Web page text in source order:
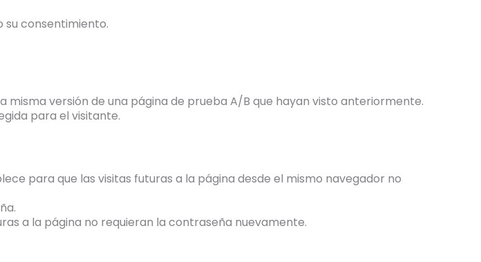
su consentimiento.
versión de una página de prueba A/B que hayan visto anteriormente.
para el visitante.
para que las visitas futuras a la página desde el mismo navegador no
a la página no requieran la contraseña nuevamente.